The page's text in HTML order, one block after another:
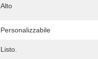
Alto
Personalizzabile
Listo.